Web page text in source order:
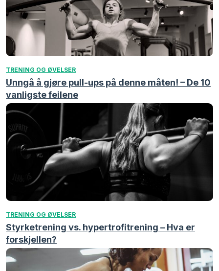
TRENING OG ØVELSER
Unngå å gjøre pull-ups på denne måten! – De 10
vanligste feilene
TRENING OG ØVELSER
Styrketrening vs. hypertrofitrening – Hva er
forskjellen?